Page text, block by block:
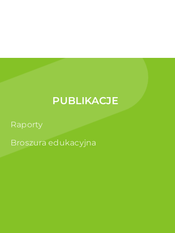
PUBLIKACJE
Raporty
Broszura edukacyjna